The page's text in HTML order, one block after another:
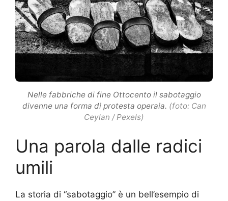
Nelle fabbriche di fine Ottocento il sabotaggio
divenne una forma di protesta operaia. (foto: Can
Ceylan / Pexels)
Una parola dalle radici
umili
La storia di “sabotaggio” è un bell’esempio di